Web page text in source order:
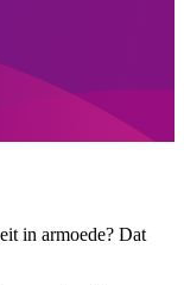
in armoede? Dat